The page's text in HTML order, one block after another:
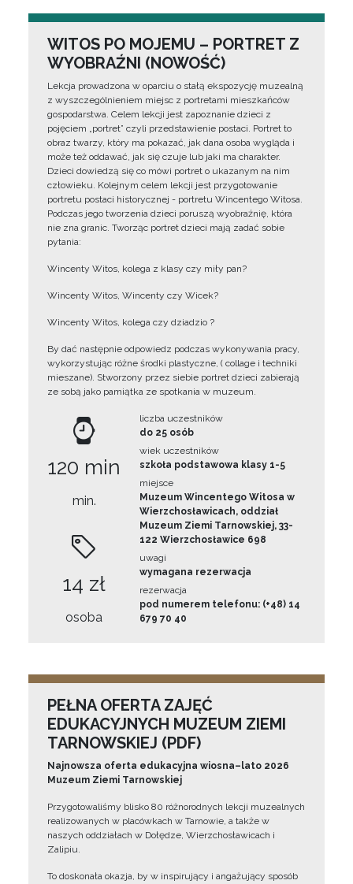
WITOS PO MOJEMU – PORTRET Z
WYOBRAŹNI (NOWOŚĆ)
Lekcja prowadzona w oparciu o stałą ekspozycję muzealną
z wyszczególnieniem miejsc z portretami mieszkańców
gospodarstwa. Celem lekcji jest zapoznanie dzieci z
pojęciem „portret” czyli przedstawienie postaci. Portret to
obraz twarzy, który ma pokazać, jak dana osoba wygląda i
może też oddawać, jak się czuje lub jaki ma charakter.
Dzieci dowiedzą się co mówi portret o ukazanym na nim
człowieku. Kolejnym celem lekcji jest przygotowanie
portretu postaci historycznej - portretu Wincentego Witosa.
Podczas jego tworzenia dzieci poruszą wyobraźnię, która
nie zna granic. Tworząc portret dzieci mają zadać sobie
pytania:
Wincenty Witos, kolega z klasy czy miły pan?
Wincenty Witos, Wincenty czy Wicek?
Wincenty Witos, kolega czy dziadzio ?
By dać następnie odpowiedz podczas wykonywania pracy,
wykorzystując różne środki plastyczne, ( collage i techniki
mieszane). Stworzony przez siebie portret dzieci zabierają
ze sobą jako pamiątka ze spotkania w muzeum.
120 min
min.
14 zł
osoba
liczba uczestników
do 25 osób
wiek uczestników
szkoła podstawowa klasy 1-5
miejsce
Muzeum Wincentego Witosa w
Wierzchosławicach, oddział
Muzeum Ziemi Tarnowskiej, 33-
122 Wierzchosławice 698
uwagi
wymagana rezerwacja
rezerwacja
pod numerem telefonu: (+48) 14
679 70 40
PEŁNA OFERTA ZAJĘĆ
EDUKACYJNYCH MUZEUM ZIEMI
TARNOWSKIEJ (PDF)
Najnowsza oferta edukacyjna wiosna–lato 2026
Muzeum Ziemi Tarnowskiej
Przygotowaliśmy blisko 80 różnorodnych lekcji muzealnych
realizowanych w placówkach w Tarnowie, a także w
naszych oddziałach w Dołędze, Wierzchosławicach i
Zalipiu.
To doskonała okazja, by w inspirujący i angażujący sposób